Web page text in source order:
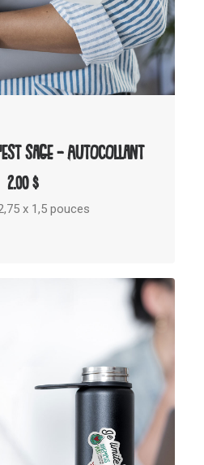
sage – Autocollant
2.00$
x 1,5 pouces